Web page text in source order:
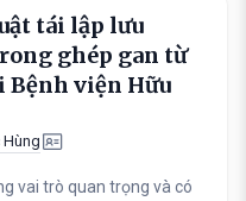
tái lập lưu
ghép gan từ
Bệnh viện Hữu
vai trò quan trọng và có